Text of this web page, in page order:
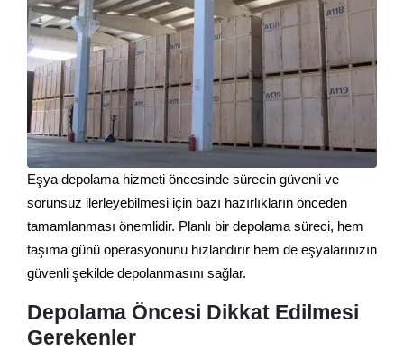
Eşya depolama hizmeti öncesinde sürecin güvenli ve
sorunsuz ilerleyebilmesi için bazı hazırlıkların önceden
tamamlanması önemlidir. Planlı bir depolama süreci, hem
taşıma günü operasyonunu hızlandırır hem de eşyalarınızın
güvenli şekilde depolanmasını sağlar.
Depolama Öncesi Dikkat Edilmesi
Gerekenler